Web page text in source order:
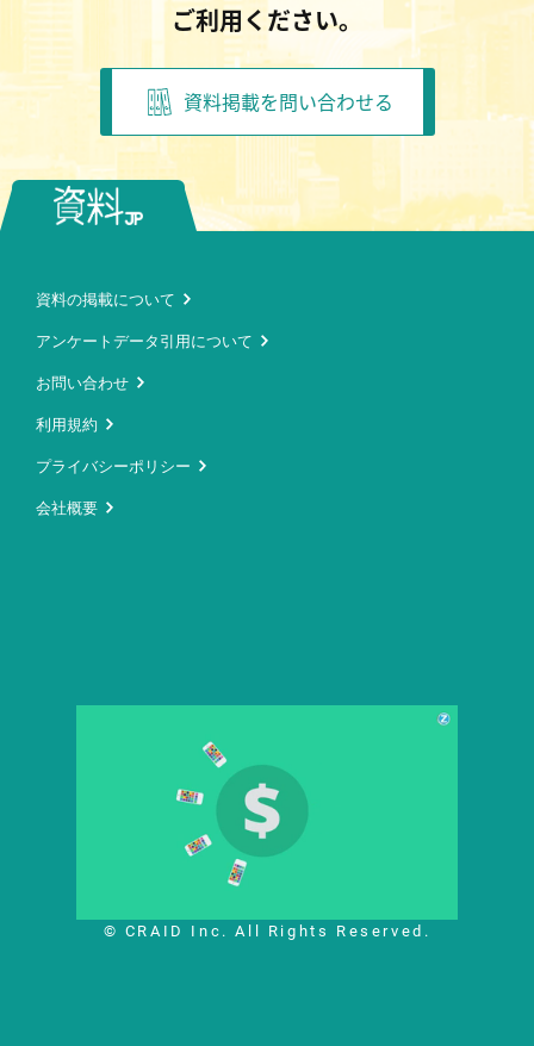
ご利用ください。
資料掲載を問い合わせる
資料の掲載について
アンケートデータ引用について
お問い合わせ
利用規約
プライバシーポリシー
会社概要
© CRAID Inc. All Rights Reserved.